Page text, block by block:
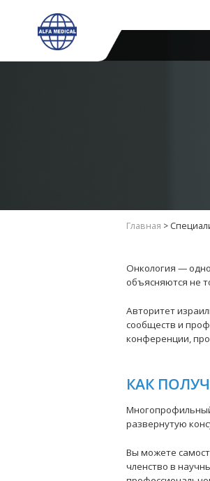
Главная >
Онкология —
объясняются не
Авторитет
сообществ и
конференции,
КАК
развернутую
Вы можете
членство в